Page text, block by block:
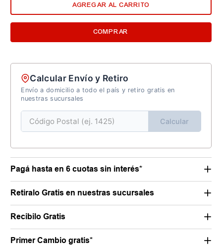
AGREGAR AL CARRITO
COMPRAR
Calcular Envío y Retiro
Envío a domicilio a todo el país y retiro gratis en
nuestras sucursales
Calcular
Pagá hasta en 6 cuotas sin interés*
Retiralo Gratis en nuestras sucursales
Recibilo Gratis
Primer Cambio gratis*